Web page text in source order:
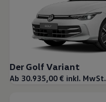
Der Golf Variant
Ab 30.935,00 € inkl. MwSt.